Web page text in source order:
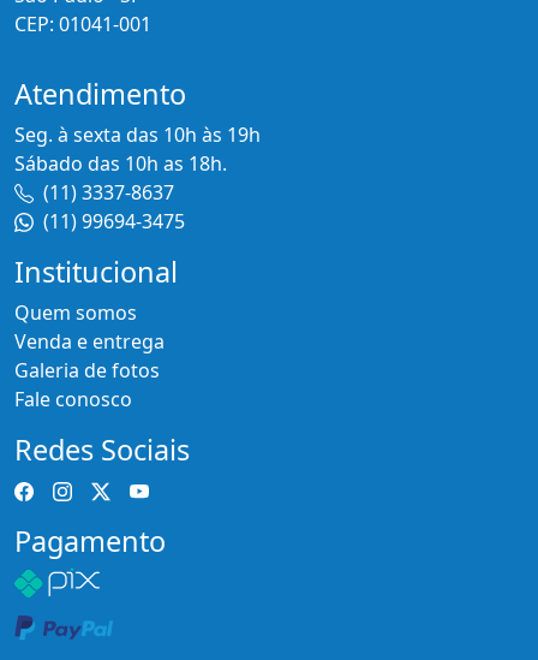
CEP: 01041-001
Atendimento
Seg. à sexta das 10h às 19h
Sábado das 10h as 18h.
(11) 3337-8637
(11) 99694-3475
Institucional
Quem somos
Venda e entrega
Galeria de fotos
Fale conosco
Redes Sociais
Pagamento